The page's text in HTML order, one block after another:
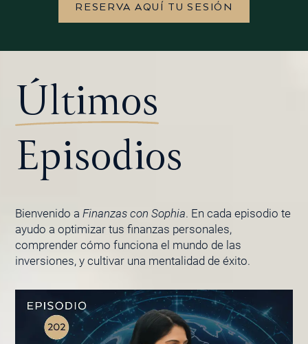
RESERVA AQUÍ TU SESIÓN
Últimos
Episodios
Bienvenido a Finanzas con Sophia. En cada episodio te
ayudo a optimizar tus finanzas personales,
comprender cómo funciona el mundo de las
inversiones, y cultivar una mentalidad de éxito.
PÁGINA
PÁGINA
PÁGINAPÁGINA